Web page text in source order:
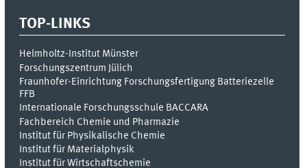
TOP-LINKS
Helmholtz-Institut Münster
Forschungszentrum Jülich
Fraunhofer-Einrichtung Forschungsfertigung Batteriezelle
FFB
Internationale Forschungsschule BACCARA
Fachbereich Chemie und Pharmazie
Institut für Physikalische Chemie
Institut für Materialphysik
Institut für Wirtschaftschemie